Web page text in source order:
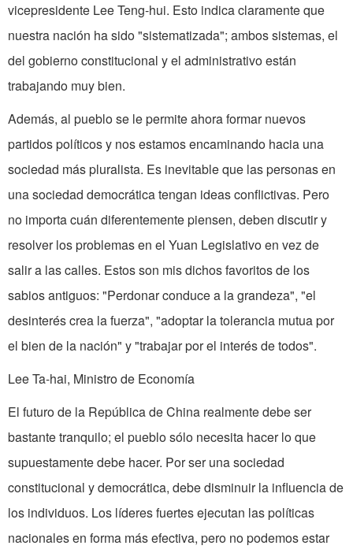
vicepresidente Lee Teng-hui. Esto indica claramente que
nuestra nación ha sido "sistematizada"; ambos sistemas, el
del gobierno constitucional y el administrativo están
trabajando muy bien.
Además, al pueblo se le permite ahora formar nuevos
partidos políticos y nos estamos encaminando hacia una
sociedad más pluralista. Es inevitable que las personas en
una sociedad democrática tengan ideas conflictivas. Pero
no importa cuán diferentemente piensen, deben discutir y
resolver los problemas en el Yuan Legislativo en vez de
salir a las calles. Estos son mis dichos favoritos de los
sabios antiguos: "Perdonar conduce a la grandeza", "el
desinterés crea la fuerza", "adoptar la tolerancia mutua por
el bien de la nación" y "trabajar por el interés de todos".
Lee Ta-hai, Ministro de Economía
El futuro de la República de China realmente debe ser
bastante tranquilo; el pueblo sólo necesita hacer lo que
supuestamente debe hacer. Por ser una sociedad
constitucional y democrática, debe disminuir la influencia de
los individuos. Los líderes fuertes ejecutan las políticas
nacionales en forma más efectiva, pero no podemos estar